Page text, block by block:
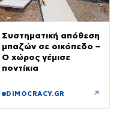
Συστηματική απόθεση
μπαζών σε οικόπεδο –
Ο χώρος γέμισε
ποντίκια
DIMOCRACY.GR ↗